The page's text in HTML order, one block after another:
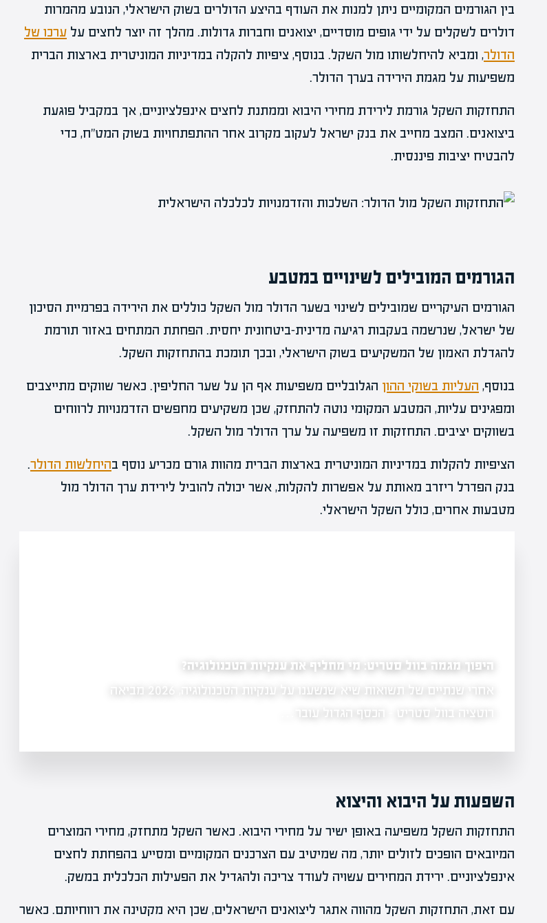
בין הגורמים המקומיים ניתן למנות את העודף בהיצע הדולרים בשוק הישראלי, הנובע מהמרות
דולרים לשקלים על ידי גופים מוסדיים, יצואנים וחברות גדולות. מהלך זה יוצר לחצים על ערכו של
הדולר, ומביא להיחלשותו מול השקל. בנוסף, ציפיות להקלה במדיניות המוניטרית בארצות הברית
משפיעות על מגמת הירידה בערך הדולר.
התחזקות השקל גורמת לירידת מחירי היבוא וממתנת לחצים אינפלציוניים, אך במקביל פוגעת
ביצואנים. המצב מחייב את בנק ישראל לעקוב מקרוב אחר ההתפתחויות בשוק המט"ח, כדי
להבטיח יציבות פיננסית.
הגורמים המובילים לשינויים במטבע
הגורמים העיקריים שמובילים לשינוי בשער הדולר מול השקל כוללים את הירידה בפרמיית הסיכון
של ישראל, שנרשמה בעקבות רגיעה מדינית-ביטחונית יחסית. הפחתת המתחים באזור תורמת
להגדלת האמון של המשקיעים בשוק הישראלי, ובכך תומכת בהתחזקות השקל.
בנוסף, העליות בשוקי ההון הגלובליים משפיעות אף הן על שער החליפין. כאשר שווקים מתייצבים
ומפגינים עליות, המטבע המקומי נוטה להתחזק, שכן משקיעים מחפשים הזדמנויות לרווחים
בשווקים יציבים. התחזקות זו משפיעה על ערך הדולר מול השקל.
הציפיות להקלות במדיניות המוניטרית בארצות הברית מהוות גורם מכריע נוסף בהיחלשות הדולר.
בנק הפדרל ריזרב מאותת על אפשרות להקלות, אשר יכולה להוביל לירידת ערך הדולר מול
מטבעות אחרים, כולל השקל הישראלי.
היפוך מגמה בוול סטריט: מי מחליף את ענקיות הטכנולוגיה?
אחרי שנתיים של תשואות שיא שנשענו על ענקיות הטכנולוגיה, 2026 מביאה
רוטציה בוול סטריט - הכסף הגדול עובר…
דסק"ש, בשליטת מגה אור
השפעות על היבוא והיצוא
התחזקות השקל משפיעה באופן ישיר על מחירי היבוא. כאשר השקל מתחזק, מחירי המוצרים
המיובאים הופכים לזולים יותר, מה שמיטיב עם הצרכנים המקומיים ומסייע בהפחתת לחצים
אינפלציוניים. ירידת המחירים עשויה לעודד צריכה ולהגדיל את הפעילות הכלכלית במשק.
עם זאת, התחזקות השקל מהווה אתגר ליצואנים הישראלים, שכן היא מקטינה את רווחיותם. כאשר